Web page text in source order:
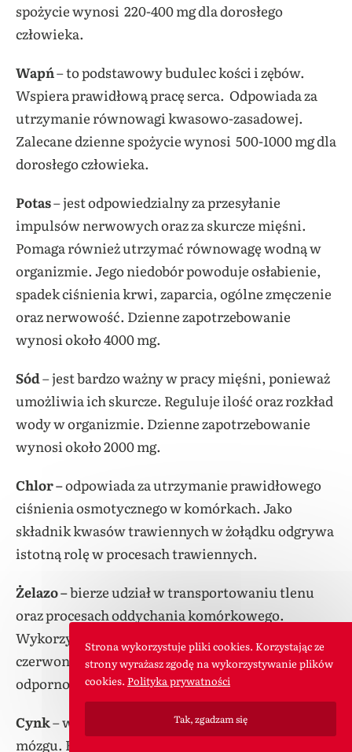
spożycie wynosi 220-400 mg dla dorosłego
człowieka.
Wapń– to podstawowy budulec kości i zębów.
Wspiera prawidłową pracę serca. Odpowiada za
utrzymanie równowagi kwasowo-zasadowej.
Zalecane dzienne spożycie wynosi 500-1000 mg dla
dorosłego człowieka.
Potas– jest odpowiedzialny za przesyłanie
impulsów nerwowych oraz za skurcze mięśni.
Pomaga również utrzymać równowagę wodną w
organizmie. Jego niedobór powoduje osłabienie,
spadek ciśnienia krwi, zaparcia, ogólne zmęczenie
oraz nerwowość. Dzienne zapotrzebowanie
wynosi około 4000 mg.
Sód– jest bardzo ważny w pracy mięśni, ponieważ
umożliwia ich skurcze. Reguluje ilość oraz rozkład
wody w organizmie. Dzienne zapotrzebowanie
wynosi około 2000 mg.
Chlor –odpowiada za utrzymanie prawidłowego
ciśnienia osmotycznego w komórkach. Jako
składnik kwasów trawiennych w żołądku odgrywa
istotną rolę w procesach trawiennych.
Żelazo –bierze udział w transportowaniu tlenu
oraz procesach oddychania komórkowego.
Wykorzystywane jest do wytwarzania krwinek
czerwonych. Wspomaga również pracę systemu
odpornościowego i nerwowego.
Cynk– wspiera układ odpornościowy oraz pracę
mózgu. Bierze udział m.in. w metabolizmie
Strona wykorzystuje pliki cookies. Korzystając ze
strony wyrażasz zgodę na wykorzystywanie plików
cookies. Polityka prywatności
Tak, zgadzam się